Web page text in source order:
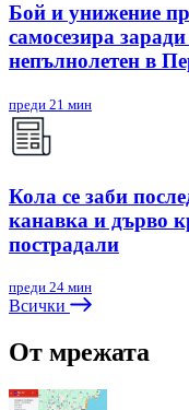
Бой и унижение
самосезира
непълнолетен в
преди 21 мин
Кола се заби
канавка и дърво
пострадали
преди 24 мин
Всички
От мрежата